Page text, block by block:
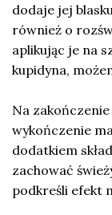
dodaje jej
również o
aplikując je na
kupidyna,
Na
wykończenie
dodatkiem
zachować
podkreśli efekt